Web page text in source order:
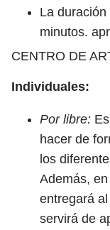
La
minutos.
CENTRO DE
Individuales:
Por libre:
hacer de
los
Además,
entregará
servirá de